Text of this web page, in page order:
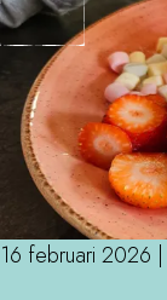
s
r
K
a
r
t
e
n
t
i
16 februari 2026 |